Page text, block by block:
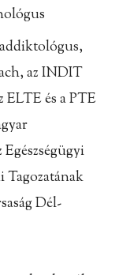
az INDIT
ELTE és a PTE
Dél-